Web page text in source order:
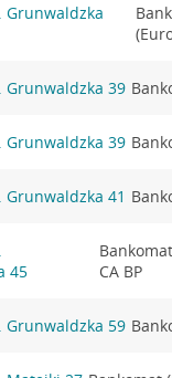
Grunwaldzka
Grunwaldzka 39
Grunwaldzka 39
Grunwaldzka 41
45
CA BP
Grunwaldzka 59